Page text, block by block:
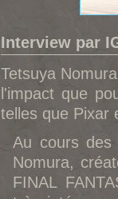
Interview par
Tetsuya Nom
l'impact que
telles que Pixar
Au cours
Nomura,
FINAL